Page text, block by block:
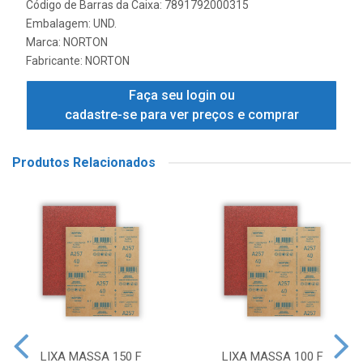
Código de Barras da Caixa: 7891792000315
Embalagem: UND.
Marca: NORTON
Fabricante: NORTON
Faça seu login ou
cadastre-se para ver preços e comprar
Produtos Relacionados
LIXA MASSA 150 F LIXA MASSA 100 F